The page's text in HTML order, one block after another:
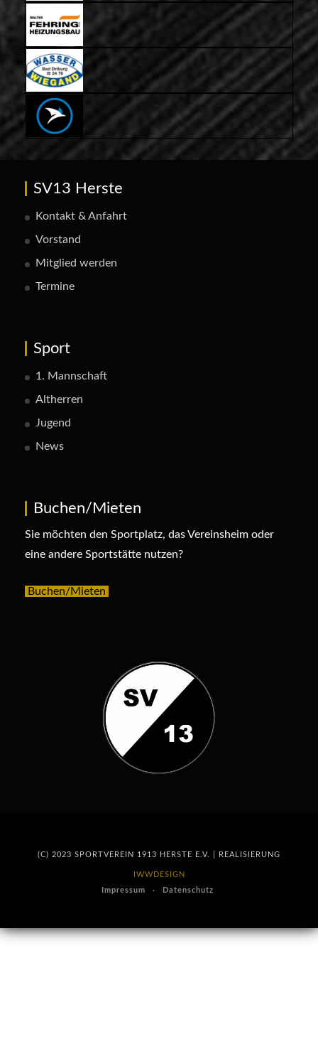
SV13 Herste
Kontakt & Anfahrt
Vorstand
Mitglied werden
Termine
Sport
1. Mannschaft
Altherren
Jugend
News
Buchen/Mieten
Sie möchten den Sportplatz, das Vereinsheim oder
eine andere Sportstätte nutzen?
Buchen/Mieten
(C) 2023 SPORTVEREIN 1913 HERSTE E.V. | REALISIERUNG
IWWDESIGN
Impressum
Datenschutz